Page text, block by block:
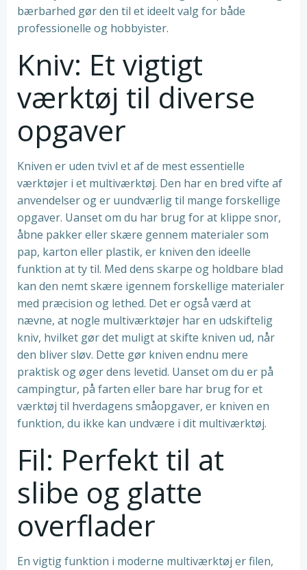
bærbarhed gør den til et ideelt valg for både
professionelle og hobbyister.
Kniv: Et vigtigt
værktøj til diverse
opgaver
Kniven er uden tvivl et af de mest essentielle
værktøjer i et multiværktøj. Den har en bred vifte af
anvendelser og er uundværlig til mange forskellige
opgaver. Uanset om du har brug for at klippe snor,
åbne pakker eller skære gennem materialer som
pap, karton eller plastik, er kniven den ideelle
funktion at ty til. Med dens skarpe og holdbare blad
kan den nemt skære igennem forskellige materialer
med præcision og lethed. Det er også værd at
nævne, at nogle multiværktøjer har en udskiftelig
kniv, hvilket gør det muligt at skifte kniven ud, når
den bliver sløv. Dette gør kniven endnu mere
praktisk og øger dens levetid. Uanset om du er på
campingtur, på farten eller bare har brug for et
værktøj til hverdagens småopgaver, er kniven en
funktion, du ikke kan undvære i dit multiværktøj.
Fil: Perfekt til at
slibe og glatte
overflader
En vigtig funktion i moderne multiværktøj er filen,